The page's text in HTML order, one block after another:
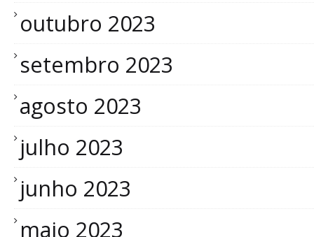
outubro 2023
setembro 2023
agosto 2023
julho 2023
junho 2023
maio 2023